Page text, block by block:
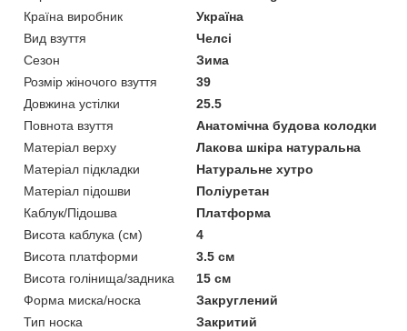
Країна виробник
Україна
Вид взуття
Челсі
Сезон
Зима
Розмір жіночого взуття
39
Довжина устілки
25.5
Повнота взуття
Анатомічна будова колодки
Матеріал верху
Лакова шкіра натуральна
Матеріал підкладки
Натуральне хутро
Матеріал підошви
Поліуретан
Каблук/Підошва
Платформа
Висота каблука (см)
4
Висота платформи
3.5 см
Висота голінища/задника
15 см
Форма миска/носка
Закруглений
Тип носка
Закритий